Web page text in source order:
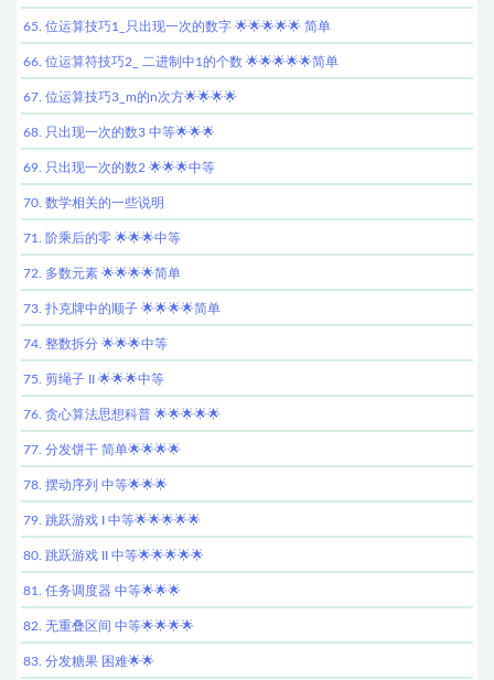
65. 位运算技巧1_只出现一次的数字 🌟🌟🌟🌟🌟 简单
66. 位运算符技巧2_ 二进制中1的个数 🌟🌟🌟🌟🌟简单
67. 位运算技巧3_m的n次方🌟🌟🌟🌟
68. 只出现一次的数3 中等🌟🌟🌟
69. 只出现一次的数2 🌟🌟🌟中等
70. 数学相关的一些说明
71. 阶乘后的零 🌟🌟🌟中等
72. 多数元素 🌟🌟🌟🌟简单
73. 扑克牌中的顺子 🌟🌟🌟🌟简单
74. 整数拆分 🌟🌟🌟中等
75. 剪绳子 II 🌟🌟🌟中等
76. 贪心算法思想科普 🌟🌟🌟🌟🌟
77. 分发饼干 简单🌟🌟🌟🌟
78. 摆动序列 中等🌟🌟🌟
79. 跳跃游戏 I 中等🌟🌟🌟🌟🌟
80. 跳跃游戏 II 中等🌟🌟🌟🌟🌟
81. 任务调度器 中等🌟🌟🌟
82. 无重叠区间 中等🌟🌟🌟🌟
83. 分发糖果 困难🌟🌟